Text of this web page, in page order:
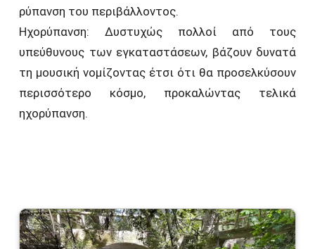
ρύπανση του περιβάλλοντος.
Ηχορύπανση: Δυστυχώς πολλοί από τους
υπεύθυνους των εγκαταστάσεων, βάζουν δυνατά
τη μουσική νομίζοντας έτσι ότι θα προσελκύσουν
περισσότερο κόσμο, προκαλώντας τελικά
ηχορύπανση.